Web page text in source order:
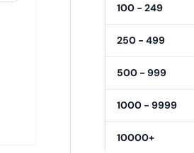
100 - 249
250 - 499
500 - 999
1000 - 9999
10000+